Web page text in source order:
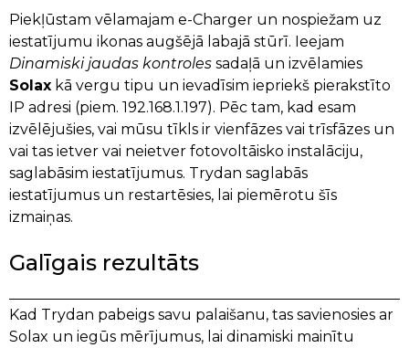
Piekļūstam vēlamajam e-Charger un nospiežam uz
iestatījumu ikonas augšējā labajā stūrī. Ieejam
Dinamiski jaudas kontroles sadaļā un izvēlamies
Solax kā vergu tipu un ievadīsim iepriekš pierakstīto
IP adresi (piem. 192.168.1.197). Pēc tam, kad esam
izvēlējušies, vai mūsu tīkls ir vienfāzes vai trīsfāzes un
vai tas ietver vai neietver fotovoltāisko instalāciju,
saglabāsim iestatījumus. Trydan saglabās
iestatījumus un restartēsies, lai piemērotu šīs
izmaiņas.
Galīgais rezultāts
Kad Trydan pabeigs savu palaišanu, tas savienosies ar
Solax un iegūs mērījumus, lai dinamiski mainītu